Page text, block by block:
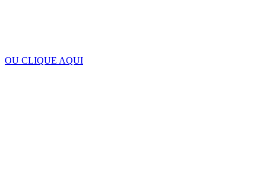
OU CLIQUE AQUI